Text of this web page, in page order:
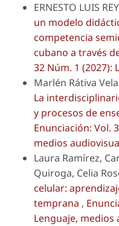
ERNESTO LUIS
un modelo
competencia
cubano a través
32 Núm. 1 (2027):
Marlén Rátiva
La
y procesos de
Enunciación: Vol.
medios
Laura Ramírez,
Quiroga, Celia
celular:
temprana ,
Lenguaje, medios